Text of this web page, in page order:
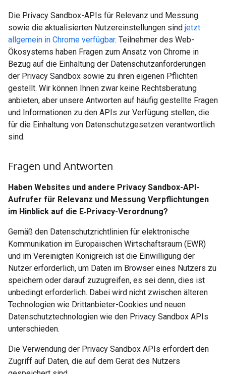
Die Privacy Sandbox-APIs für Relevanz und Messung
sowie die aktualisierten Nutzereinstellungen sind jetzt
allgemein in Chrome verfügbar. Teilnehmer des Web-
Ökosystems haben Fragen zum Ansatz von Chrome in
Bezug auf die Einhaltung der Datenschutzanforderungen
der Privacy Sandbox sowie zu ihren eigenen Pflichten
gestellt. Wir können Ihnen zwar keine Rechtsberatung
anbieten, aber unsere Antworten auf häufig gestellte Fragen
und Informationen zu den APIs zur Verfügung stellen, die
für die Einhaltung von Datenschutzgesetzen verantwortlich
sind.
Fragen und Antworten
Haben Websites und andere Privacy Sandbox-API-
Aufrufer für Relevanz und Messung Verpflichtungen
im Hinblick auf die E‑Privacy-Verordnung?
Gemäß den Datenschutzrichtlinien für elektronische
Kommunikation im Europäischen Wirtschaftsraum (EWR)
und im Vereinigten Königreich ist die Einwilligung der
Nutzer erforderlich, um Daten im Browser eines Nutzers zu
speichern oder darauf zuzugreifen, es sei denn, dies ist
unbedingt erforderlich. Dabei wird nicht zwischen älteren
Technologien wie Drittanbieter-Cookies und neuen
Datenschutztechnologien wie den Privacy Sandbox APIs
unterschieden.
Die Verwendung der Privacy Sandbox APIs erfordert den
Zugriff auf Daten, die auf dem Gerät des Nutzers